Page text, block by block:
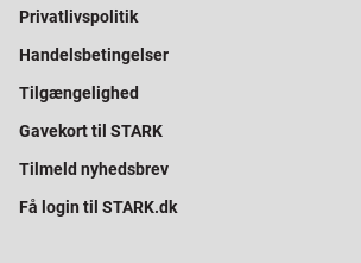
Privatlivspolitik
Handelsbetingelser
Tilgængelighed
Gavekort til STARK
Tilmeld nyhedsbrev
Få login til STARK.dk